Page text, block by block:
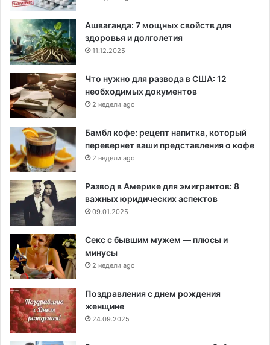
Ашваганда: 7 мощных свойств для
здоровья и долголетия
11.12.2025
Что нужно для развода в США: 12
необходимых документов
2 недели ago
Бамбл кофе: рецепт напитка, который
перевернет ваши представления о кофе
2 недели ago
Развод в Америке для эмигрантов: 8
важных юридических аспектов
09.01.2025
Секс с бывшим мужем — плюсы и
минусы
2 недели ago
Поздравления с днем рождения
женщине
24.09.2025